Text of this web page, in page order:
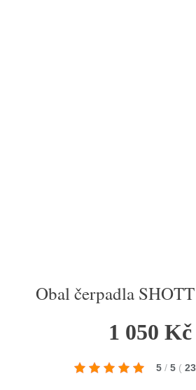
Obal čerpadla
1 050 Kč
5 / 5 ( 23